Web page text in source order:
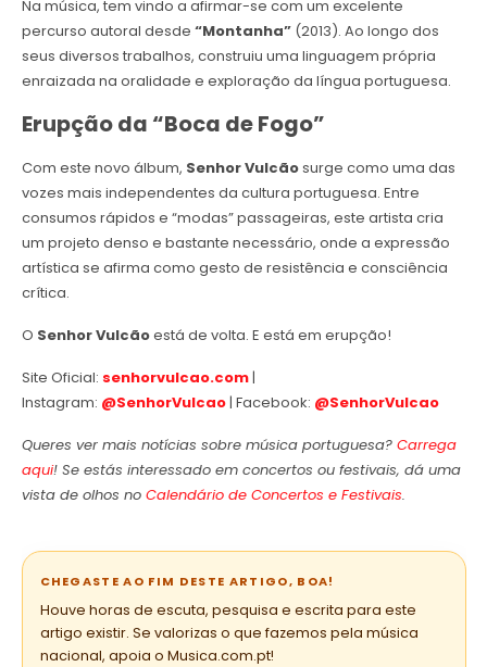
Na música, tem vindo a afirmar-se com um excelente
percurso autoral desde “Montanha”(2013). Ao longo dos
seus diversos trabalhos, construiu uma linguagem própria
enraizada na oralidade e exploração da língua portuguesa.
Erupção da “Boca de Fogo”
Com este novo álbum, Senhor Vulcãosurge como uma das
vozes mais independentes da cultura portuguesa. Entre
consumos rápidos e “modas” passageiras, este artista cria
um projeto denso e bastante necessário, onde a expressão
artística se afirma como gesto de resistência e consciência
crítica.
O Senhor Vulcãoestá de volta. E está em erupção!
Site Oficial: senhorvulcao.com |
Instagram: @SenhorVulcao| Facebook: @SenhorVulcao
Queres ver mais notícias sobre música portuguesa? Carrega
aqui! Se estás interessado em concertos ou festivais, dá uma
vista de olhos no Calendário de Concertos e Festivais.
CHEGASTE AO FIM DESTE ARTIGO, BOA!
Houve horas de escuta, pesquisa e escrita para este
artigo existir. Se valorizas o que fazemos pela música
nacional, apoia o Musica.com.pt!